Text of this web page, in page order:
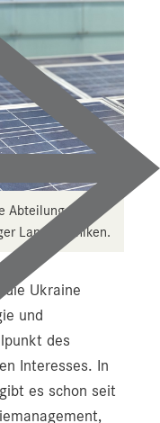
Abteilung für
Landeskliniken.
die Ukraine
und
des
Interesses. In
es schon seit